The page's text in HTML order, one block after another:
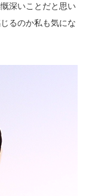
深いことだと思い
るのか私も気にな